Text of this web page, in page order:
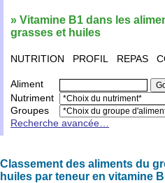
» Vitamine B1 dans les
grasses et huiles
NUTRITION PROFIL REPAS
Aliment
Nutriment
Groupes
Recherche avancée…
Classement des aliments du
huiles par teneur en vitamine